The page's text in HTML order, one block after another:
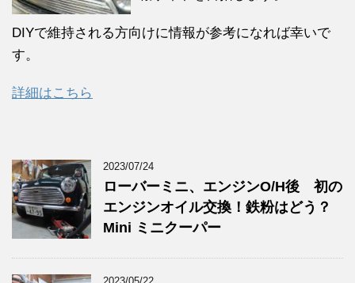
DIYで維持される方向けに情報が参考になれば幸いで
す。
詳細はこちら
2023/07/24
ローバーミニ、エンジンO/H後 初の
エンジンオイル交換！鉄粉はどう？
Mini ミニクーパー